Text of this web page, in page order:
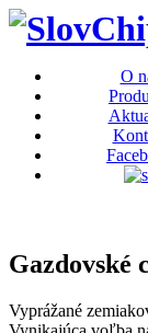
O
Vyprážané